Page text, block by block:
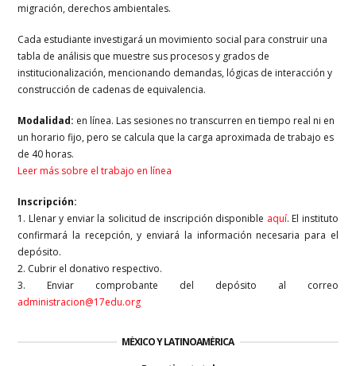
migración, derechos ambientales.
Cada estudiante investigará un movimiento social para construir una
tabla de análisis que muestre sus procesos y grados de
institucionalización, mencionando demandas, lógicas de interacción y
construcción de cadenas de equivalencia.
Modalidad: en línea. Las sesiones no transcurren en tiempo real ni en
un horario fijo, pero se calcula que la carga aproximada de trabajo es
de 40 horas.
Leer más sobre el trabajo en línea
Inscripción:
1. Llenar y enviar la solicitud de inscripción disponible aquí. El instituto
confirmará la recepción, y enviará la información necesaria para el
depósito.
2. Cubrir el donativo respectivo.
3. Enviar comprobante del depósito al correo
administracion@17edu.org
MÉXICO Y LATINOAMÉRICA